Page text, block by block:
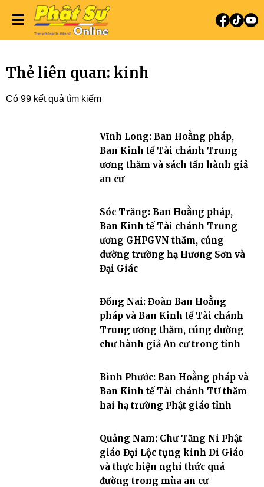
Thẻ liên quan: kinh
Có 99 kết quả tìm kiếm
Vĩnh Long: Ban Hoằng pháp,
Ban Kinh tế Tài chánh Trung
ương thăm và sách tấn hành giả
an cư
Sóc Trăng: Ban Hoằng pháp,
Ban Kinh tế Tài chánh Trung
ương GHPGVN thăm, cúng
dường trường hạ Hương Sơn và
Đại Giác
Đồng Nai: Đoàn Ban Hoằng
pháp và Ban Kinh tế Tài chánh
Trung ương thăm, cúng dường
chư hành giả An cư trong tỉnh
Bình Phước: Ban Hoằng pháp và
Ban Kinh tế Tài chánh TƯ thăm
hai hạ trường Phật giáo tỉnh
Quảng Nam: Chư Tăng Ni Phật
giáo Đại Lộc tụng kinh Di Giáo
và thực hiện nghi thức quá
đường trong mùa an cư